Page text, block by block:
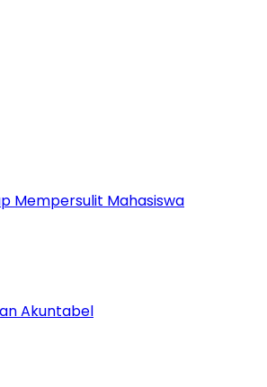
Mempersulit Mahasiswa
Akuntabel